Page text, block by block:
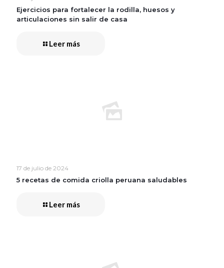
Ejercicios para fortalecer la rodilla, huesos y
articulaciones sin salir de casa
Leer más
17 de julio de 2024
5 recetas de comida criolla peruana saludables
Leer más